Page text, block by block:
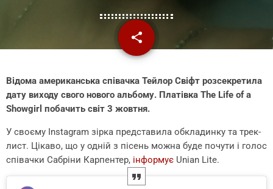
share
email
Відома американська співачка Тейлор Свіфт розсекретила
дату виходу свого нового альбому. Платівка The Life of a
Showgirl побачить світ 3 жовтня.
У своєму Instagram зірка представила обкладинку та трек-
лист. Цікаво, що у одній з пісень можна буде почути і голос
співачки Сабріни Карпентер, інформує Unian Lite.